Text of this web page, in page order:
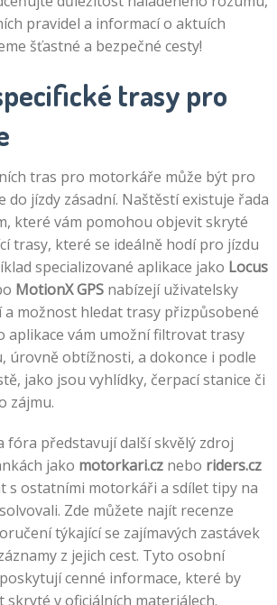
pravidel a informací o aktuích
šťastné a bezpečné cesty!
trasy pro
tras pro motorkáře může být pro
do jízdy zásadní. Naštěstí existuje řada
které vám pomohou objevit skryté
trasy, které se ideálně hodí pro jízdu
specializované aplikace jako Locus
MotionX GPSnabízejí uživatelsky
možnost hledat trasy přizpůsobené
aplikace vám umožní filtrovat trasy
úrovně obtížnosti, a dokonce i podle
jako jsou vyhlídky, čerpací stanice či
zájmu.
fóra představují další skvělý zdroj
jako motorkari.cznebo riders.cz
s ostatními motorkáři a sdílet tipy na
Zde můžete najít recenze
týkající se zajímavých zastávek
z jejich cest. Tyto osobní
cenné informace, které by
skryté v oficiálních materiálech.